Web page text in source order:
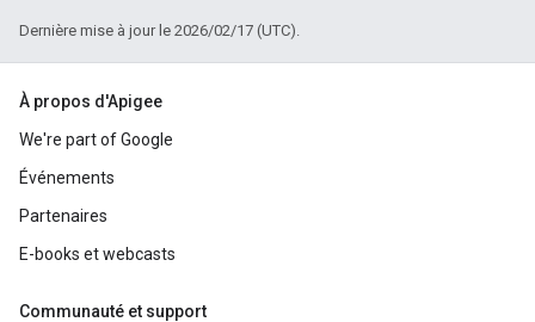
Dernière mise à jour le 2026/02/17 (UTC).
À propos d'Apigee
We're part of Google
Événements
Partenaires
E-books et webcasts
Communauté et support